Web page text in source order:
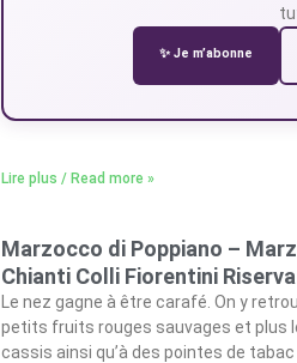
✨ Je m’abonne
Lire plus / Read more »
Marzocco di Poppiano –
Chianti Colli Fiorentini Riserva
Le nez gagne à être carafé. On y
petits fruits rouges sauvages et plus
cassis ainsi qu’à des pointes de